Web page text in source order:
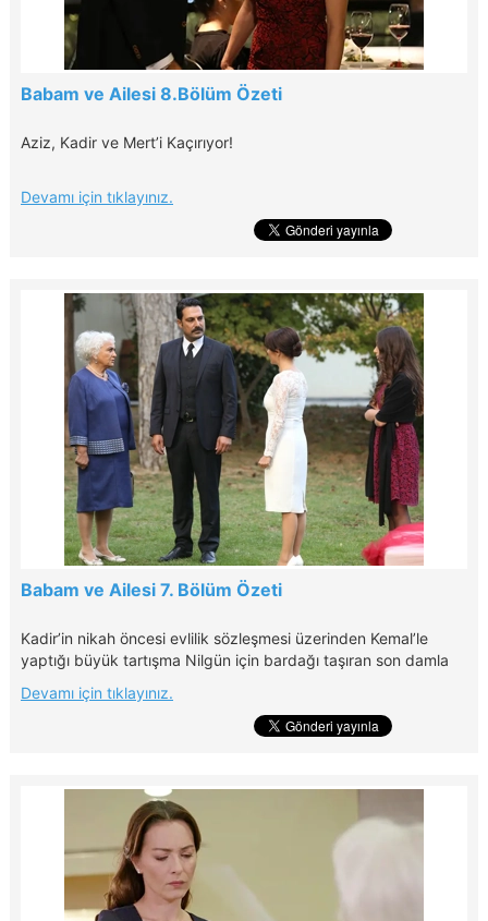
Babam ve Ailesi 8.Bölüm Özeti
Aziz, Kadir ve Mert’i Kaçırıyor!
Devamı için tıklayınız.
Babam ve Ailesi 7. Bölüm Özeti
Kadir’in nikah öncesi evlilik sözleşmesi üzerinden Kemal’le
yaptığı büyük tartışma Nilgün için bardağı taşıran son damla
20.00'de Kanal D'de!
Devamı için tıklayınız.